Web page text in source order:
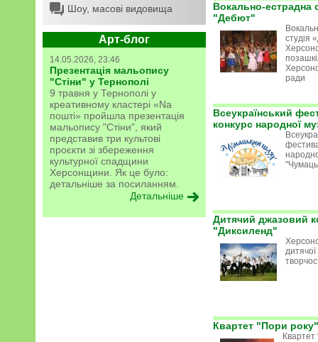
Шоу, масові видовища
Арт-блог
14.05.2026, 23:46
Презентація мальопису
"Стіни" у Тернополі
9 травня у Тернополі у
креативному кластері «Na
пошті» пройшла презентація
мальопису "Стіни", який
представив три культові
проєкти зі збереження
культурної спадщини
Херсонщини. Як це було:
детальніше за посиланням.
Детальніше
Вокально-естрадна
"Дебют"
студія
ради
Всеукраїнський
конкурс народної
Дитячий джазовий
"Диксиленд"
Квартет "Пори року"